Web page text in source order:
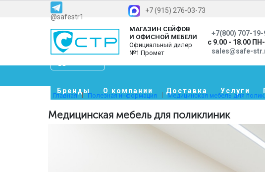
@safestr1
+7 (915) 276-03-73
МАГАЗИН СЕЙФОВ
И ОФИСНОЙ МЕБЕЛИ
Официальный дилер
№1 Промет
+7(800) 707-19-
с 9.00 - 18.00
sales@safe-
Бренды О компании Доставка Услуги
Главная Полезная информация Медицинская мебель для
Медицинская мебель для поликлиник